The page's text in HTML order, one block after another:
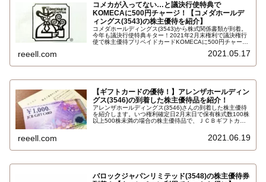
コメカが入ってない…と議決行使特典で
KOMECAに500円チャージ！【コメダホールデ
ィングス(3543)の株主優待を紹介】
コメダホールディングス(3543)から株式関係書類が到着。
今年も議決行使特典キター！2021年2月末権利で議決権行
使で株主優待プリペイドカードKOMECAに500円チャージ
引でも継続保有扱いで初取得時に送付されたコメカにチャ
reeell.com 2021.05.17
【ギフトカードの優待！】アレンザホールディン
グス(3546)の到着した株主優待品を紹介！
アレンザホールディングス(3546)さんの到着した株主優待
を紹介します。いつ権利確定日2月末日で保有株式数100株
以上500株未満の場合の株主優待品で、ＪＣＢギフトカー
reeell.com 2021.06.19
バロックジャパンリミテッド(3548)の株主優待券